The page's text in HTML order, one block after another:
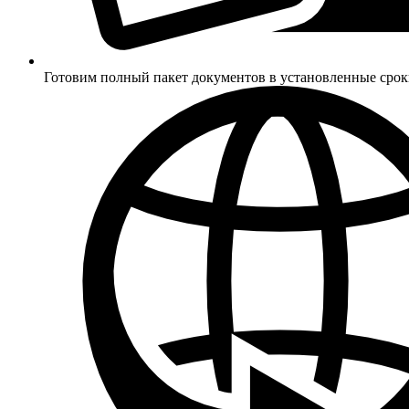
Готовим полный пакет документов в установленные